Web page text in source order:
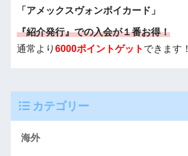
「アメックスヴォンボイカード」
『紹介発行』での入会が１番お得！
通常より 6000ポイントゲット できます！
カテゴリー
海外